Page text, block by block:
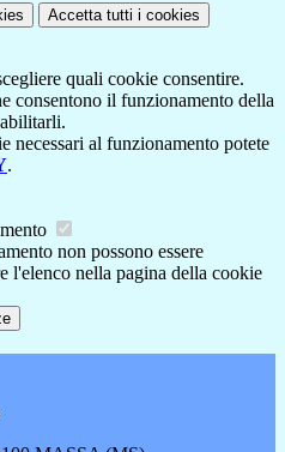
Accetta tutti i cookies
quali cookie consentire.
consentono il funzionamento della
necessari al funzionamento potete
.
non possono essere
l'elenco nella pagina della cookie